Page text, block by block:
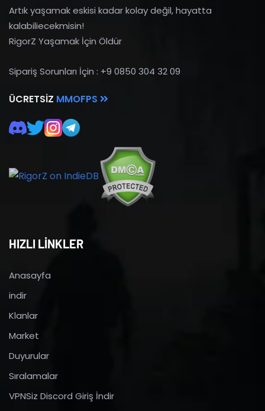
Artık yaşamak eskisi kadar kolay değil, hayatta
kalabiliecekmisin!
RigorZ Yaşamak İçin Öldür
Sipariş Sorunları İçin : +9 0850 304 32 09
ÜCRETSIZ MMOFPS
HIZLI LİNKLER
Anasayfa
indir
Klanlar
Market
Duyurular
Sıralamalar
VPNSiz Discord Giriş İndir